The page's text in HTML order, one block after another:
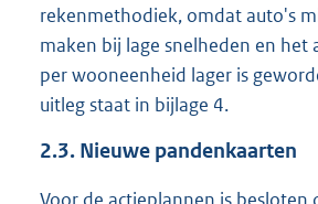
rekenmethodiek, omdat auto's
maken bij lage snelheden en het
per wooneenheid lager is
uitleg staat in bijlage 4.
2.3. Nieuwe pandenkaarten